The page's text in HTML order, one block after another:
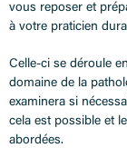
vous reposer et
à votre praticien
Celle-ci se déroule
domaine de la
examinera si
cela est possible et
abordées.